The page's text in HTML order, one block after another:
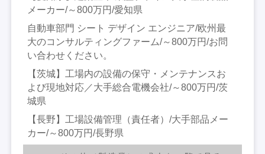
メーカー/～800万円/愛知県
自動車部門 シート デザイン エンジニア/欧州最
大のコンサルティングファーム/～800万円/お問
い合わせください。
【茨城】工場内の設備の保守・メンテナンスお
よび現地対応／大手総合電機会社/～800万円/茨
城県
【長野】工場設備管理（責任者）/大手部品メー
カー/～800万円/長野県